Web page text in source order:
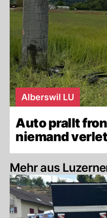
Alberswil LU
Auto prallt
niemand
Mehr aus